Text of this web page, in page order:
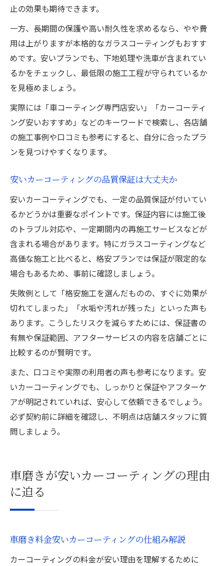
止の効果も期待できます。
一方、長期間の保護や高い耐久性を求めるなら、やや費
用は上がりますが本格的なガラスコーティングもおすす
めです。安いプランでも、下地処理や洗車が含まれてい
るかをチェックし、最低限の施工工程が守られているか
を見極めましょう。
実際には「車コーティング専門店安い」「カーコーティ
ング安いおすすめ」などのキーワードで検索し、各店舗
の施工事例や口コミも参考にすると、自分に合ったプラ
ンを見つけやすくなります。
安いカーコーティングの品質保証は大丈夫か
安いカーコーティングでも、一定の品質保証が付いてい
るかどうかは重要なポイントです。保証内容には施工後
のトラブル対応や、一定期間内の再施工サービスなどが
含まれる場合があります。特にガラスコーティングなど
高価な施工と比べると、格安プランでは保証が限定的な
場合もあるため、事前に確認しましょう。
失敗例として「格安施工を選んだものの、すぐに効果が
切れてしまった」「水垢や汚れが残った」といった声も
あります。こうしたリスクを減らすためには、保証書の
有無や保証範囲、アフターサービスの内容を店舗ごとに
比較するのが賢明です。
また、口コミや実際の利用者の声も参考になります。安
いカーコーティングでも、しっかりと保証やアフターケ
アが明記されていれば、安心して依頼できるでしょう。
必ず契約前に詳細を確認し、不明点は店舗スタッフに質
問しましょう。
車磨きが安いカーコーティングの理由
に迫る
車磨き料金安いカーコーティングの仕組み解説
カーコーティングの料金が安い理由を理解するために